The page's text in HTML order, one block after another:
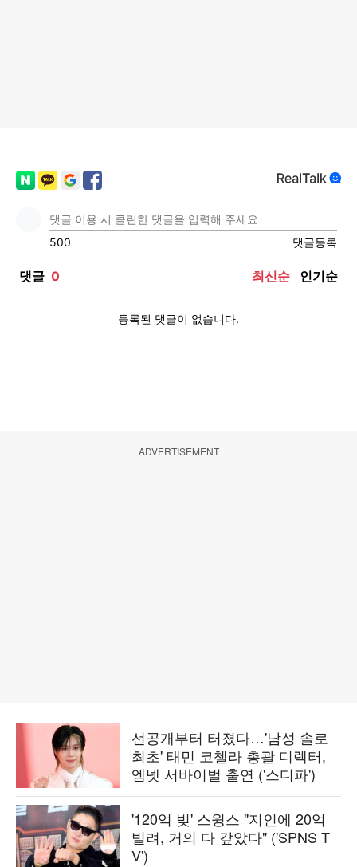
ADVERTISEMENT
선공개부터 터졌다…'남성 솔로
최초' 태민 코첼라 총괄 디렉터,
엠넷 서바이벌 출연 ('스디파')
'120억 빚' 스윙스 "지인에 20억
빌려, 거의 다 갚았다" ('SPNS T
V')